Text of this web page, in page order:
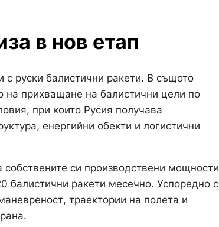
в нов етап
руски балистични ракети. В същото
на прихващане на балистични цели по
при които Русия получава
енергийни обекти и логистични
си производствени мощности
балистични ракети месечно. Успоредно с
траектории на полета и